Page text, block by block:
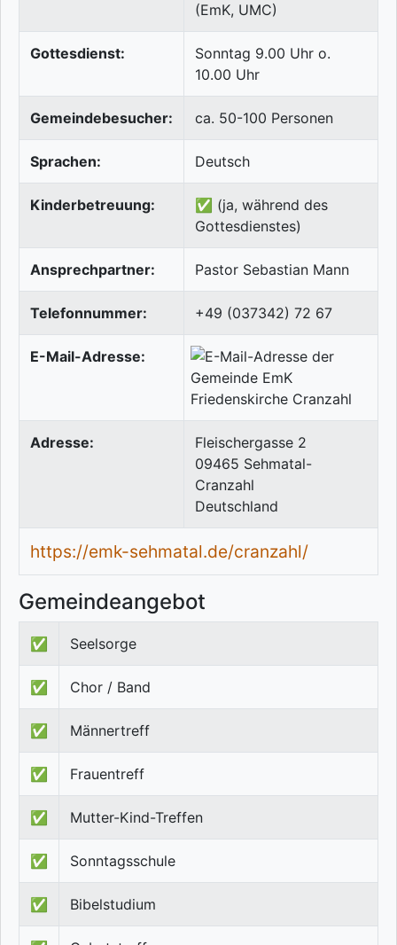
(EmK, UMC)
Gottesdienst:
Sonntag 9.00 Uhr o.
10.00 Uhr
Gemeindebesucher: ca. 50-100 Personen
Sprachen: Deutsch
Kinderbetreuung:
✅ (ja, während des
Gottesdienstes)
Ansprechpartner: Pastor Sebastian Mann
Telefonnummer: +49 (037342) 72 67
E-Mail-Adresse:
Adresse:
Fleischergasse 2
09465 Sehmatal-
Cranzahl
Deutschland
https://emk-sehmatal.de/cranzahl/
Gemeindeangebot
✅ Seelsorge
✅ Chor / Band
✅ Männertreff
✅ Frauentreff
✅ Mutter-Kind-Treffen
✅ Sonntagsschule
✅ Bibelstudium